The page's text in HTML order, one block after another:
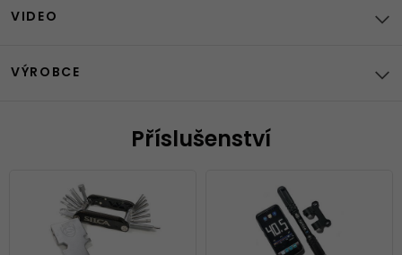
VIDEO
VÝROBCE
Příslušenství